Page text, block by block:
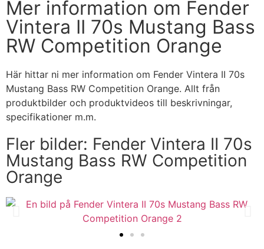
Mer information om Fender
Vintera II 70s Mustang Bass
RW Competition Orange
Här hittar ni mer information om Fender Vintera II 70s
Mustang Bass RW Competition Orange. Allt från
produktbilder och produktvideos till beskrivningar,
specifikationer m.m.
Fler bilder: Fender Vintera II 70s
Mustang Bass RW Competition
Orange